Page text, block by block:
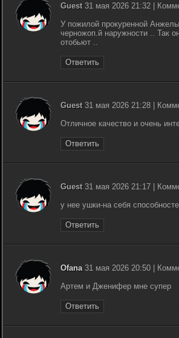
Guest31 мая 2026 21:32 |
У пожилой прокуренной
черножоп.й наружности .. Так
отобьют ..
Ответить
Guest31 мая 2026 21:28 |
Отличное качество и очень
Ответить
Guest31 мая 2026 21:17 |
у нее ушки-на себя
Ответить
Ofana31 мая 2026 20:50 |
Артем и Дженифер мне супер
Ответить